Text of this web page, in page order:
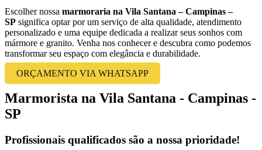
Escolher nossa marmoraria na Vila Santana – Campinas –
SP significa optar por um serviço de alta qualidade, atendimento
personalizado e uma equipe dedicada a realizar seus sonhos com
mármore e granito. Venha nos conhecer e descubra como podemos
transformar seu espaço com elegância e durabilidade.
ORÇAMENTO VIA WHATSAPP
Marmorista na Vila Santana - Campinas -
SP
Profissionais qualificados são a nossa prioridade!